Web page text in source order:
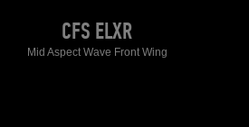
CFS ELXR
Mid Aspect Wave Front Wing